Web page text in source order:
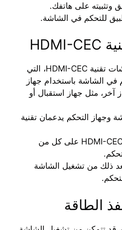
وتثبيته على هاتفك.
للتحكم في الشاشة.
تدعم بعض الشاشات تقنية HDMI-CEC، التي
في الشاشة باستخدام جهاز
مثل جهاز استقبال أو
وجهاز التحكم يدعمان تقنية
قم بتمكين تقنية HDMI-CEC على كل من
ذلك من تشغيل الشاشة